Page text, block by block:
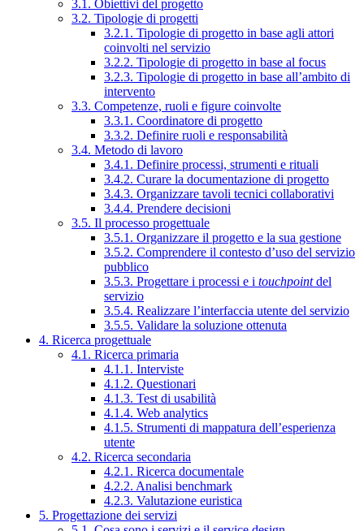
3.1. Obiettivi del progetto
3.2. Tipologie di progetti
3.2.1. Tipologie di progetto in base agli attori
coinvolti nel servizio
3.2.2. Tipologie di progetto in base al focus
3.2.3. Tipologie di progetto in base all’ambito di
intervento
3.3. Competenze, ruoli e figure coinvolte
3.3.1. Coordinatore di progetto
3.3.2. Definire ruoli e responsabilità
3.4. Metodo di lavoro
3.4.1. Definire processi, strumenti e rituali
3.4.2. Curare la documentazione di progetto
3.4.3. Organizzare tavoli tecnici collaborativi
3.4.4. Prendere decisioni
3.5. Il processo progettuale
3.5.1. Organizzare il progetto e la sua gestione
3.5.2. Comprendere il contesto d’uso del servizio
pubblico
3.5.3. Progettare i processi e i touchpointdel
servizio
3.5.4. Realizzare l’interfaccia utente del servizio
3.5.5. Validare la soluzione ottenuta
4. Ricerca progettuale
4.1. Ricerca primaria
4.1.1. Interviste
4.1.2. Questionari
4.1.3. Test di usabilità
4.1.4. Web analytics
4.1.5. Strumenti di mappatura dell’esperienza
utente
4.2. Ricerca secondaria
4.2.1. Ricerca documentale
4.2.2. Analisi benchmark
4.2.3. Valutazione euristica
5. Progettazione dei servizi